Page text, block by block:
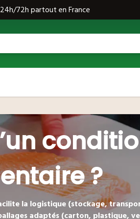
72h partout en France
?
la logistique(stockage,
adaptés (carton, plastique,